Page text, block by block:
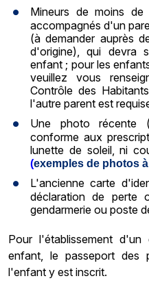
Mineurs de moins
accompagnés d'un
(à demander auprès
d'origine), qui devra
enfant ; pour les
veuillez vous
Contrôle des
l'autre parent est
Une photo récente
conforme aux
lunette de soleil, ni
(exemples de photos
L'ancienne carte
déclaration de perte
gendarmerie ou poste
Pour l'établissement
enfant, le passeport des
l'enfant y est inscrit.